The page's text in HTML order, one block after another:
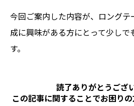
今回ご案内した内容が、ロング
成に興味がある方にとって少しで
す。
読了ありがとうござ
この記事に関することでお困り